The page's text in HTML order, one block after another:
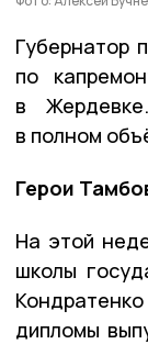
Губернатор
по
в
в полном
Герои
На этой
школы
дипломы